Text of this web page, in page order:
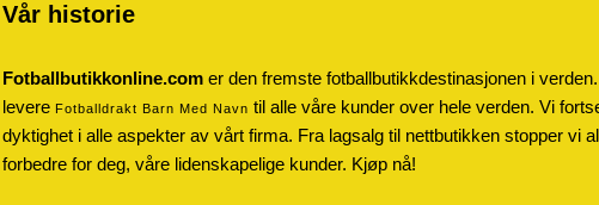
Vår historie
Fotballbutikkonline.com er den fremste fotballbutikkdestinasjonen i
levere Fotballdrakt Barn Med Navn til alle våre kunder over hele verden. Vi
dyktighet i alle aspekter av vårt firma. Fra lagsalg til nettbutikken stopper vi
forbedre for deg, våre lidenskapelige kunder. Kjøp nå!